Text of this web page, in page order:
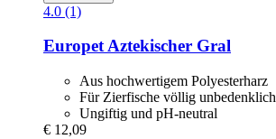
4.0 (1)
EuropetAztekischer Gral
Aus hochwertigem Polyesterharz
Für Zierfische völlig unbedenklich
Ungiftig und pH-neutral
€ 12,09